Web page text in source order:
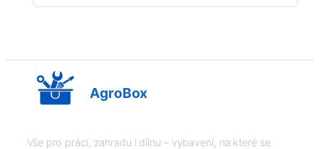
AgroBox
Vše pro práci, zahradu i dílnu – vybavení, na které se